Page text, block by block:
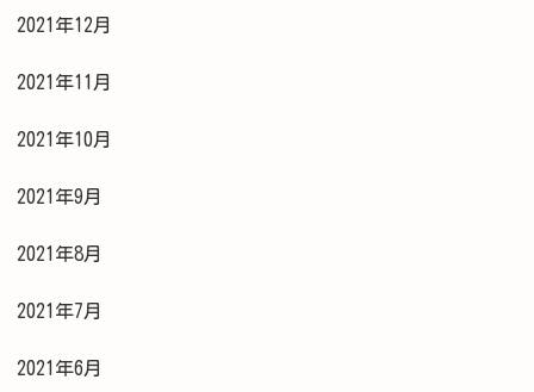
2021年12月
2021年11月
2021年10月
2021年9月
2021年8月
2021年7月
2021年6月